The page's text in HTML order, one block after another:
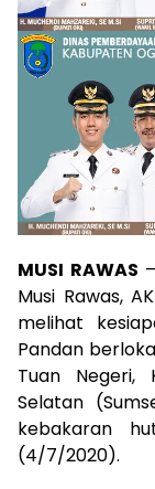
MUSI RAWAS
Musi Rawas,
melihat
Pandan
Tuan Negeri,
Selatan
kebakaran
(4/7/2020).